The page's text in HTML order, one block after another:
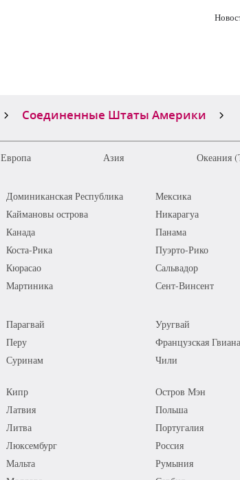
Соединенные Штаты Америки
Европа Азия Океания
Доминиканская Республика
Каймановы острова
Канада
Коста-Рика
Кюрасао
Мартиника
Мексика
Никарагуа
Панама
Пуэрто-Рико
Сальвадор
Сент-Винсент
Парагвай
Перу
Суринам
Уругвай
Французская Гвиана
Чили
Кипр
Латвия
Литва
Люксембург
Мальта
Остров Мэн
Польша
Португалия
Россия
Румыния